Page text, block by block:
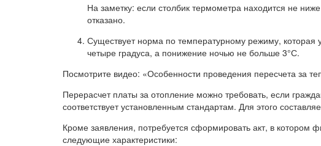
На заметку: если столбик термометра находится не
отказано.
Существует норма по температурному режиму, которая
четыре градуса, а понижение ночью не больше 3°С.
Посмотрите видео: «Особенности проведения пересчета за
Перерасчет платы за отопление можно требовать, если
соответствует установленным стандартам. Для этого
Кроме заявления, потребуется сформировать акт, в котором
следующие характеристики: